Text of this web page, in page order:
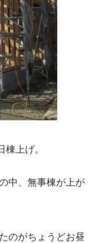
上げ。
中、無事棟が上が
のがちょうどお昼